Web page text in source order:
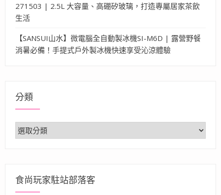
271503 | 2.5L 大容量、高硼矽玻璃，打造專屬居家茶飲
生活
【SANSUI山水】微電腦全自動製冰機SI-M6D | 露營野餐
消暑必備！手提式戶外製冰機快速享受沁涼體驗
分類
分
類
食尚玩家駐站部落客